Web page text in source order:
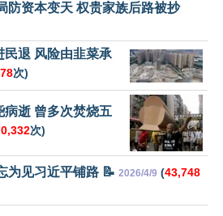
防资本变天 权贵家族后路被抄
民退 风险由韭菜承
次)
病逝 曾多次焚烧五
次)
为见习近平铺路 📝 2026/4/9 (43,748